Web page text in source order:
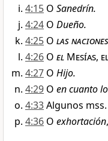
4:15 O Sanedrín.
4:24 O Dueño.
4:25 O las naciones
4:26 O el Mesías,
4:27 O Hijo.
4:29 O en cuanto
4:33Algunos
4:36 O exhortación